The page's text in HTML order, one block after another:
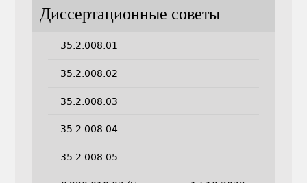
Диссертационные советы
35.2.008.01
35.2.008.02
35.2.008.03
35.2.008.04
35.2.008.05